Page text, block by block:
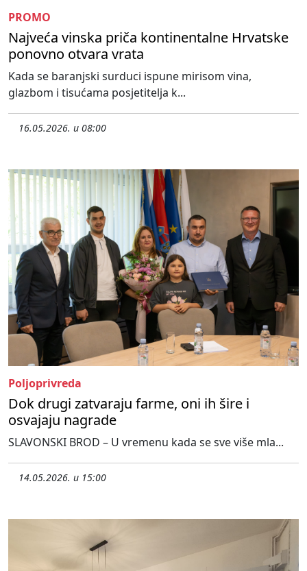
PROMO
Najveća vinska priča kontinentalne Hrvatske
ponovno otvara vrata
Kada se baranjski surduci ispune mirisom vina,
glazbom i tisućama posjetitelja k...
16.05.2026. u 08:00
Poljoprivreda
Dok drugi zatvaraju farme, oni ih šire i
osvajaju nagrade
SLAVONSKI BROD – U vremenu kada se sve više mla...
14.05.2026. u 15:00